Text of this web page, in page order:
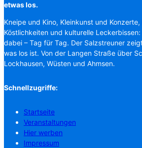
etwas los.
Kneipe und Kino, Kleinkunst und
Köstlichkeiten und kulturelle
dabei – Tag für Tag. Der Salzstreuner
was los ist. Von der Langen Straße über
Lockhausen, Wüsten und Ahmsen.
Schnellzugriffe:
Startseite
Veranstaltungen
Hier werben
Impressum